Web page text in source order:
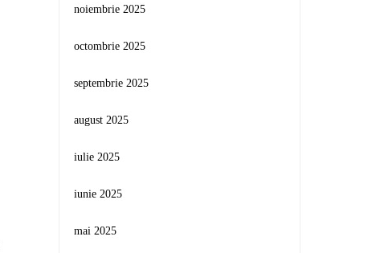
noiembrie 2025
octombrie 2025
septembrie 2025
august 2025
iulie 2025
iunie 2025
mai 2025